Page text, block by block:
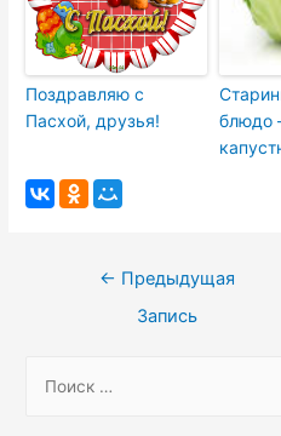
Поздравляю с
Пасхой, друзья!
блюдо
Навигация
← Предыдущая
Запись